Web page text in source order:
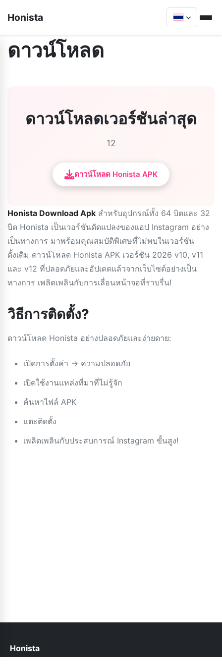
Honista
ดาวน์โหลด
ดาวน์โหลดเวอร์ชันล่าสุด
12
ดาวน์โหลด Honista APK
Honista Download Apk สำหรับอุปกรณ์ทั้ง 64 บิตและ 32
บิต Honista เป็นเวอร์ชันดัดแปลงของแอป Instagram อย่าง
เป็นทางการ มาพร้อมคุณสมบัติพิเศษที่ไม่พบในเวอร์ชัน
ดั้งเดิม ดาวน์โหลด Honista APK เวอร์ชัน 2026 v10, v11
และ v12 ที่ปลอดภัยและอัปเดตแล้วจากเว็บไซต์อย่างเป็น
ทางการ เพลิดเพลินกับการเลื่อนหน้าจอที่ราบรื่น!
วิธีการติดตั้ง?
ดาวน์โหลด Honista อย่างปลอดภัยและง่ายดาย:
เปิดการตั้งค่า → ความปลอดภัย
เปิดใช้งานแหล่งที่มาที่ไม่รู้จัก
ค้นหาไฟล์ APK
แตะติดตั้ง
เพลิดเพลินกับประสบการณ์ Instagram ขั้นสูง!
Honista